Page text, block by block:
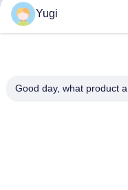
Oda 502, Bina 5,
Yugi
Good day, what product